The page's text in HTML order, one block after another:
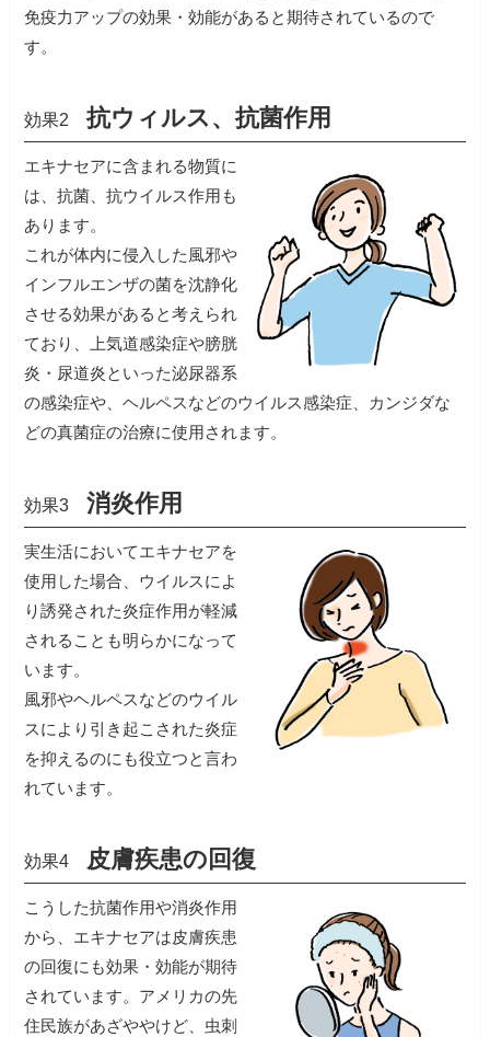
免疫力アップの効果・効能があると期待されているので
す。
効果2抗ウィルス、抗菌作用
エキナセアに含まれる物質に
は、抗菌、抗ウイルス作用も
あります。
これが体内に侵入した風邪や
インフルエンザの菌を沈静化
させる効果があると考えられ
ており、上気道感染症や膀胱
炎・尿道炎といった泌尿器系
の感染症や、ヘルペスなどのウイルス感染症、カンジダな
どの真菌症の治療に使用されます。
効果3消炎作用
実生活においてエキナセアを
使用した場合、ウイルスによ
り誘発された炎症作用が軽減
されることも明らかになって
います。
風邪やヘルペスなどのウイル
スにより引き起こされた炎症
を抑えるのにも役立つと言わ
れています。
効果4 皮膚疾患の回復
こうした抗菌作用や消炎作用
から、エキナセアは皮膚疾患
の回復にも効果・効能が期待
されています。アメリカの先
住民族があざややけど、虫刺